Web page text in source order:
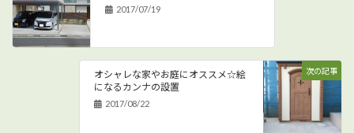
2017/07/19
次の記事
オシャレな家やお庭にオススメ☆絵
になるカンナの設置
2017/08/22